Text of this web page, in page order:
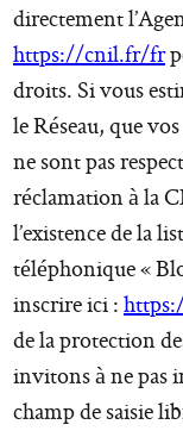
directement
https://cnil.fr/fr
droits. Si vous
le Réseau, que
ne sont pas
réclamation à la
l’existence de la
téléphonique «
inscrire ici :
de la protection
invitons à ne pas
champ de saisie